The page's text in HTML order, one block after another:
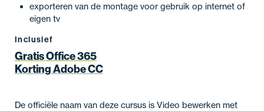
exporteren van de montage voor gebruik op internet of
eigen tv
Inclusief
Gratis Office 365
Korting Adobe CC
De officiële naam van deze cursus is Video bewerken met